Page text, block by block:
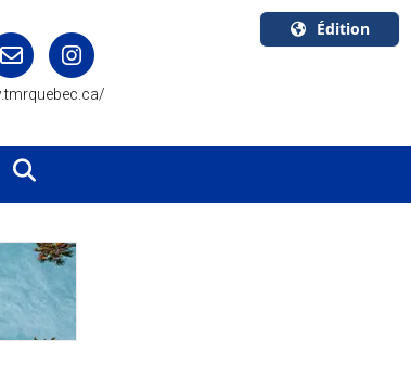
Édition
Canada